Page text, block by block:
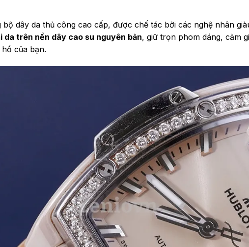
dây da thủ công cao cấp, được chế tác bởi các nghệ nhân
da trên nền dây cao su nguyên bản, giữ trọn phom dáng, cảm
của bạn.